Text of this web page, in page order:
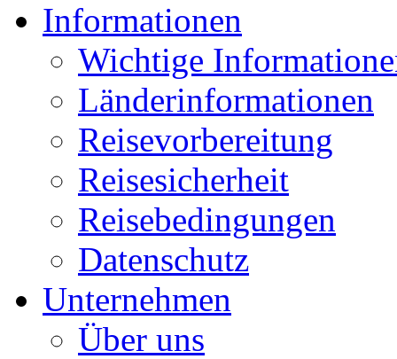
Informationen
Wichtige
Länderinformationen
Reisevorbereitung
Reisesicherheit
Reisebedingungen
Datenschutz
Unternehmen
Über uns